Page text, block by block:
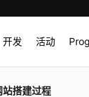
开发 活动
站搭建过程